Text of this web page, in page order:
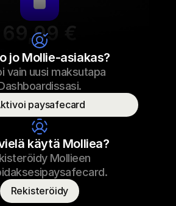
69,99 €
nauhat
69,99 €
jo Mollie-asiakas?
vain uusi maksutapa
paysafecard
käytä Molliea?
Mollieen
Rekisteröidy